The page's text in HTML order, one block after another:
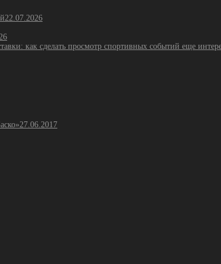
22.07.2026
как сделать просмотр спортивных событий еще
27.06.2017